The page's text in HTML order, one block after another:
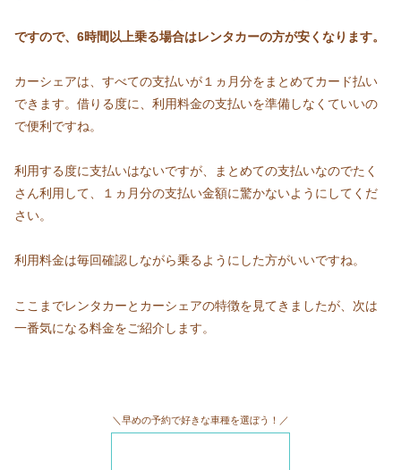
ですので、 6時間以上乗る場合はレンタカーの方が安くなります。
カーシェアは、すべての支払いが１ヵ月分をまとめてカード払い
できます。借りる度に、利用料金の支払いを準備しなくていいの
で便利ですね。
利用する度に支払いはないですが、まとめての支払いなのでたく
さん利用して、１ヵ月分の支払い金額に驚かないようにしてくだ
さい。
利用料金は毎回確認しながら乗るようにした方がいいですね。
ここまでレンタカーとカーシェアの特徴を見てきましたが、次は
一番気になる料金をご紹介します。
＼早めの予約で好きな車種を選ぼう！／